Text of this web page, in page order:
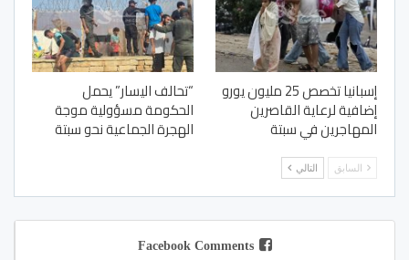
إسبانيا تخصص 25 مليون يورو
إضافية لرعاية القاصرين
المهاجرين في سبتة
“تحالف اليسار” يحمل
الحكومة مسؤولية موجة
الهجرة الجماعية نحو سبتة
السابق التالي
Facebook Comments